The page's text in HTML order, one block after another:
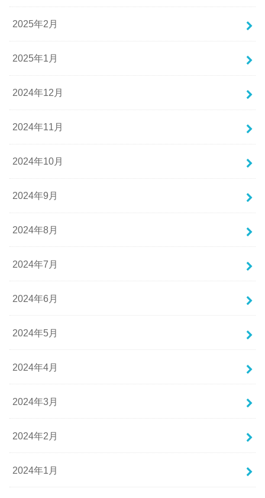
2025年2月
2025年1月
2024年12月
2024年11月
2024年10月
2024年9月
2024年8月
2024年7月
2024年6月
2024年5月
2024年4月
2024年3月
2024年2月
2024年1月